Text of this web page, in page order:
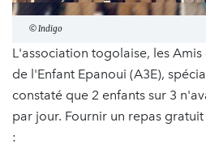
© Indigo
L'association togolaise, les
de l'Enfant Epanoui (A3E),
constaté que 2 enfants sur 3
par jour. Fournir un repas
: